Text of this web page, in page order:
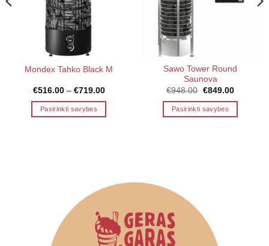
Mondex Tahko Black M
€516.00 – €719.00Price
Pasirinkti savybes
options
may
Sawo Tower Round
Saunova
€948.00 Original
was:
€948.00.
€849.00Current
Pasirinkti savybes
may
be
chosen